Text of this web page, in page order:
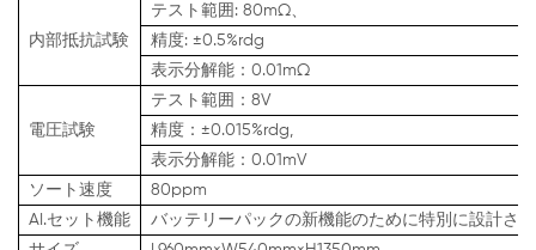
内部抵抗試験
テスト範囲: 80mΩ、
精度: ±0.5%rdg
表示分解能：0.01mΩ
電圧試験
テスト範囲：8V
精度：±0.015%rdg,
表示分解能：0.01mV
ソート速度
80ppm
AI.セット機能
バッテリーパックの新機能のために特別に設計さ